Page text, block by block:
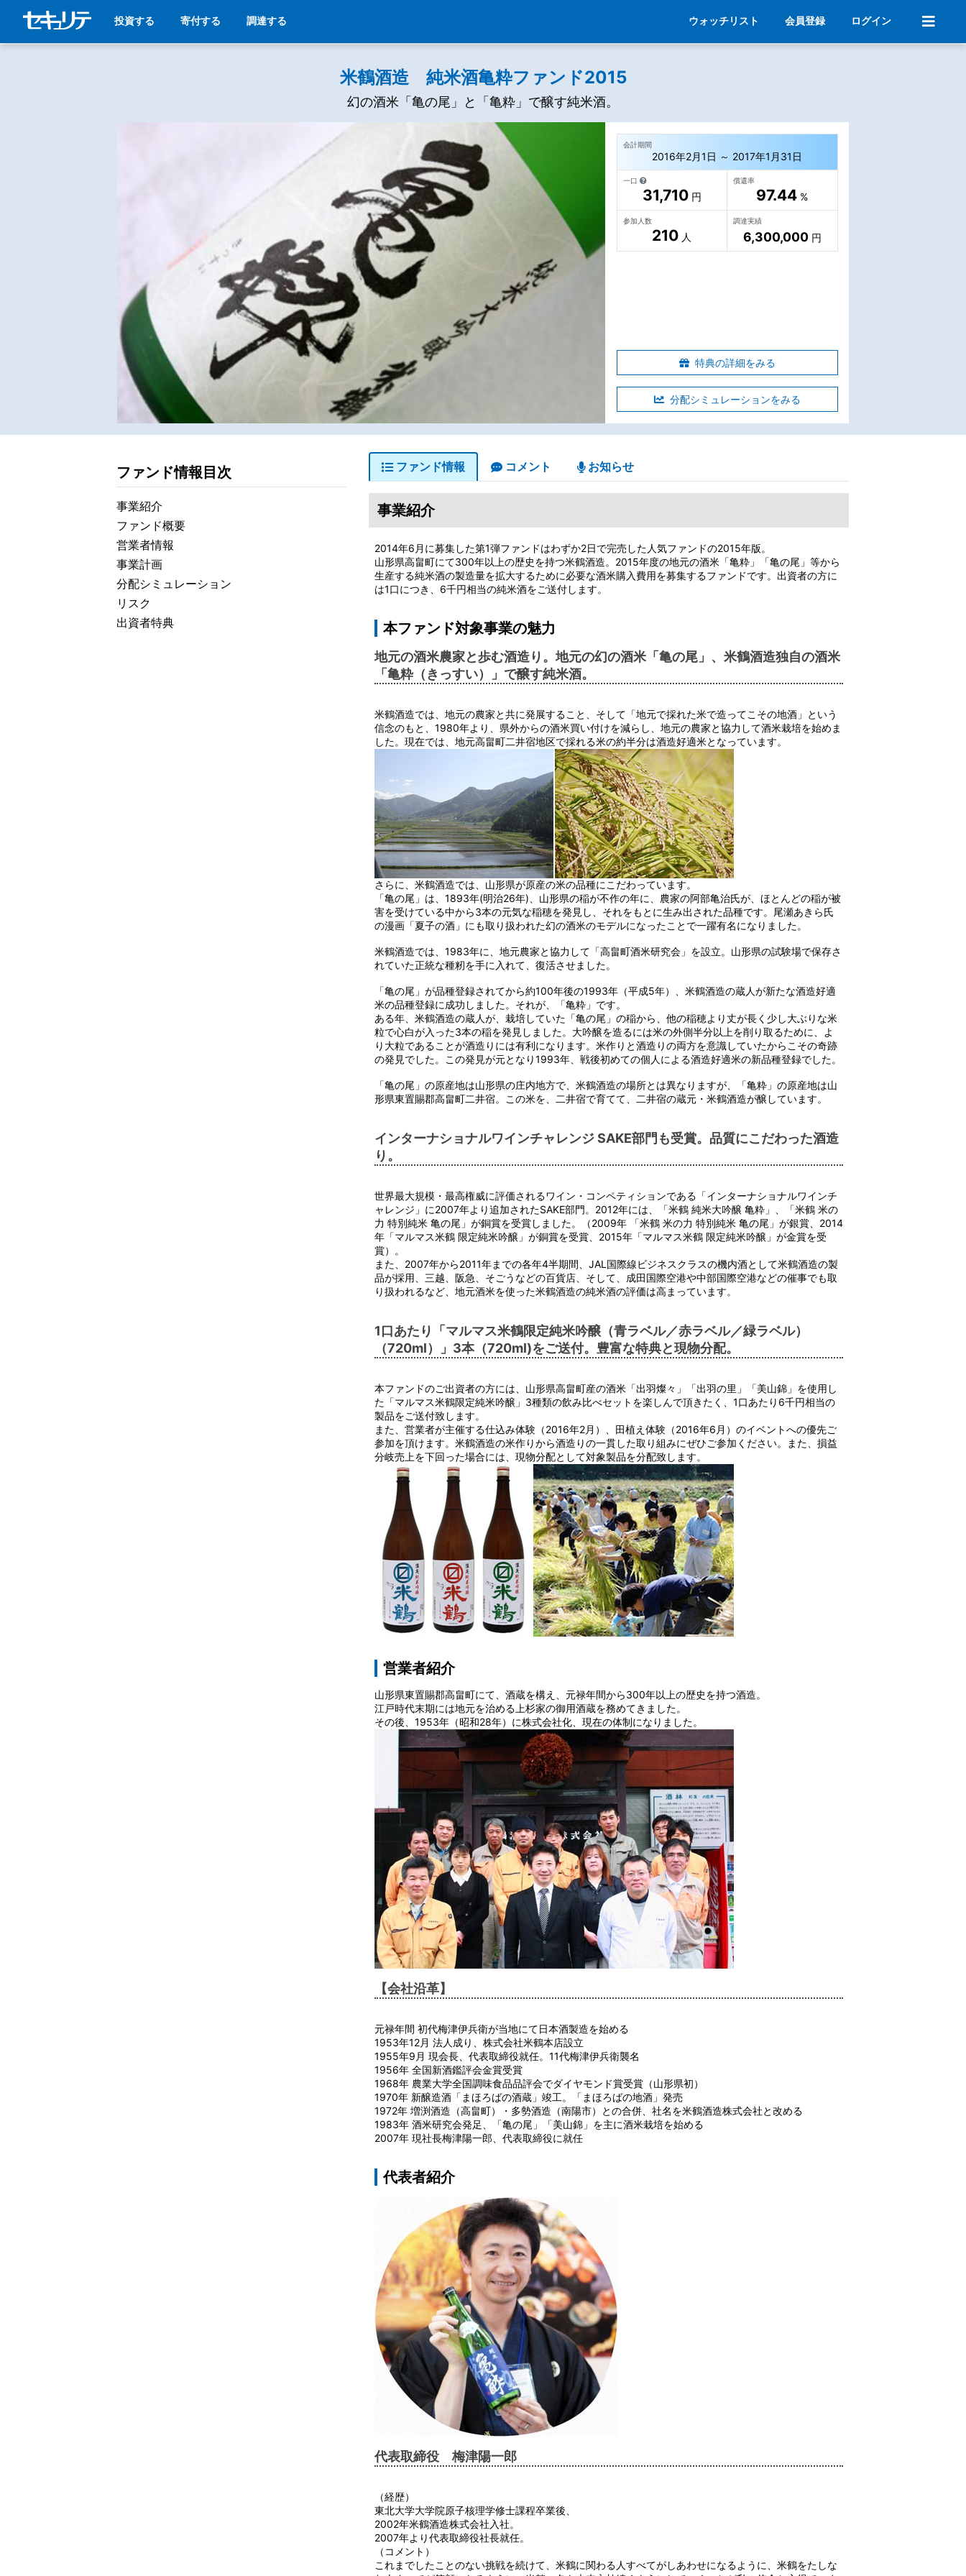
投資する 寄付する 調達する ウォッチリスト 会員登録 ログイン
米鶴酒造 純米酒亀粋ファンド2015
幻の酒米「亀の尾」と「亀粋」で醸す純米酒。
会計期間
2016年2月1日 ～ 2017年1月31日
一口
31,710円
償還率
97.44 %
参加人数
210 人
調達実績
6,300,000円
特典の詳細をみる
分配シミュレーションをみる
ファンド情報目次
事業紹介
ファンド概要
営業者情報
事業計画
分配シミュレーション
リスク
出資者特典
ファンド情報 コメント お知らせ
事業紹介
2014年6月に募集した第1弾ファンドはわずか2日で完売した人気ファンドの2015年版。
山形県高畠町にて300年以上の歴史を持つ米鶴酒造。2015年度の地元の酒米「亀粋」「亀の尾」等から
生産する純米酒の製造量を拡大するために必要な酒米購入費用を募集するファンドです。出資者の方に
は1口につき、6千円相当の純米酒をご送付します。
本ファンド対象事業の魅力
地元の酒米農家と歩む酒造り。地元の幻の酒米「亀の尾」、米鶴酒造独自の酒米
「亀粋（きっすい）」で醸す純米酒。
米鶴酒造では、地元の農家と共に発展すること、そして「地元で採れた米で造ってこその地酒」という
信念のもと、1980年より、県外からの酒米買い付けを減らし、地元の農家と協力して酒米栽培を始めま
した。現在では、地元高畠町二井宿地区で採れる米の約半分は酒造好適米となっています。
さらに、米鶴酒造では、山形県が原産の米の品種にこだわっています。
「亀の尾」は、1893年(明治26年)、山形県の稲が不作の年に、農家の阿部亀治氏が、ほとんどの稲が被
害を受けている中から3本の元気な稲穂を発見し、それをもとに生み出された品種です。尾瀬あきら氏
の漫画「夏子の酒」にも取り扱われた幻の酒米のモデルになったことで一躍有名になりました。
米鶴酒造では、1983年に、地元農家と協力して「高畠町酒米研究会」を設立。山形県の試験場で保存さ
れていた正統な種籾を手に入れて、復活させました。
「亀の尾」が品種登録されてから約100年後の1993年（平成5年）、米鶴酒造の蔵人が新たな酒造好適
米の品種登録に成功しました。それが、「亀粋」です。
ある年、米鶴酒造の蔵人が、栽培していた「亀の尾」の稲から、他の稲穂より丈が長く少し大ぶりな米
粒で心白が入った3本の稲を発見しました。大吟醸を造るには米の外側半分以上を削り取るために、よ
り大粒であることが酒造りには有利になります。米作りと酒造りの両方を意識していたからこその奇跡
の発見でした。この発見が元となり1993年、戦後初めての個人による酒造好適米の新品種登録でした。
「亀の尾」の原産地は山形県の庄内地方で、米鶴酒造の場所とは異なりますが、「亀粋」の原産地は山
形県東置賜郡高畠町二井宿。この米を、二井宿で育てて、二井宿の蔵元・米鶴酒造が醸しています。
インターナショナルワインチャレンジ SAKE部門も受賞。品質にこだわった酒造
り。
世界最大規模・最高権威に評価されるワイン・コンペティションである「インターナショナルワインチ
ャレンジ」に2007年より追加されたSAKE部門。2012年には、「米鶴 純米大吟醸 亀粋」、「米鶴 米の
力 特別純米 亀の尾」が銅賞を受賞しました。（2009年 「米鶴 米の力 特別純米 亀の尾」が銀賞、2014
年「マルマス米鶴 限定純米吟醸」が銅賞を受賞、2015年「マルマス米鶴 限定純米吟醸」が金賞を受
賞）。
また、2007年から2011年までの各年4半期間、JAL国際線ビジネスクラスの機内酒として米鶴酒造の製
品が採用、三越、阪急、そごうなどの百貨店、そして、成田国際空港や中部国際空港などの催事でも取
り扱われるなど、地元酒米を使った米鶴酒造の純米酒の評価は高まっています。
1口あたり「マルマス米鶴限定純米吟醸（青ラベル／赤ラベル／緑ラベル）
（720ml）」3本（720ml)をご送付。豊富な特典と現物分配。
本ファンドのご出資者の方には、山形県高畠町産の酒米「出羽燦々」「出羽の里」「美山錦」を使用し
た「マルマス米鶴限定純米吟醸」3種類の飲み比べセットを楽しんで頂きたく、1口あたり6千円相当の
製品をご送付致します。
また、営業者が主催する仕込み体験（2016年2月）、田植え体験（2016年6月）のイベントへの優先ご
参加を頂けます。米鶴酒造の米作りから酒造りの一貫した取り組みにぜひご参加ください。また、損益
分岐売上を下回った場合には、現物分配として対象製品を分配致します。
営業者紹介
山形県東置賜郡高畠町にて、酒蔵を構え、元禄年間から300年以上の歴史を持つ酒造。
江戸時代末期には地元を治める上杉家の御用酒蔵を務めてきました。
その後、1953年（昭和28年）に株式会社化、現在の体制になりました。
【会社沿革】
元禄年間 初代梅津伊兵衛が当地にて日本酒製造を始める
1953年12月 法人成り、株式会社米鶴本店設立
1955年9月 現会長、代表取締役就任。11代梅津伊兵衛襲名
1956年 全国新酒鑑評会金賞受賞
1968年 農業大学全国調味食品品評会でダイヤモンド賞受賞（山形県初）
1970年 新醸造酒「まほろばの酒蔵」竣工。「まほろばの地酒」発売
1972年 増渕酒造（高畠町）・多勢酒造（南陽市）との合併、社名を米鶴酒造株式会社と改める
1983年 酒米研究会発足、「亀の尾」「美山錦」を主に酒米栽培を始める
2007年 現社長梅津陽一郎、代表取締役に就任
代表者紹介
代表取締役 梅津陽一郎
（経歴）
東北大学大学院原子核理学修士課程卒業後、
2002年米鶴酒造株式会社入社。
2007年より代表取締役社長就任。
（コメント）
これまでしたことのない挑戦を続けて、米鶴に関わる人すべてがしあわせになるように、米鶴をたしな